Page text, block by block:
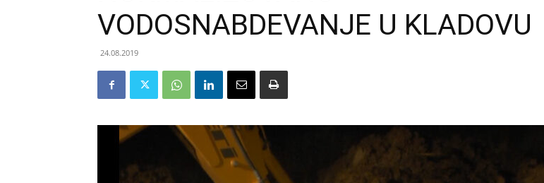
VODOSNABDEVANJE U KLADOVU
24.08.2019